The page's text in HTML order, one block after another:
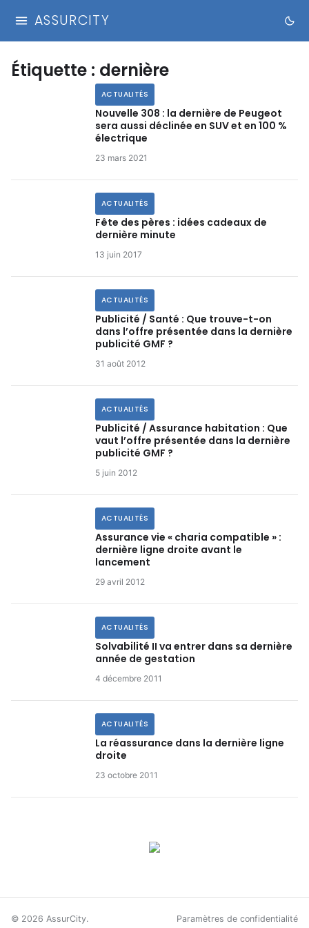
ASSURCITY
Étiquette : dernière
ACTUALITÉS
Nouvelle 308 : la dernière de Peugeot
sera aussi déclinée en SUV et en 100 %
électrique
23 mars 2021
ACTUALITÉS
Fête des pères : idées cadeaux de
dernière minute
13 juin 2017
ACTUALITÉS
Publicité / Santé : Que trouve-t-on
dans l’offre présentée dans la dernière
publicité GMF ?
31 août 2012
ACTUALITÉS
Publicité / Assurance habitation : Que
vaut l’offre présentée dans la dernière
publicité GMF ?
5 juin 2012
ACTUALITÉS
Assurance vie « charia compatible » :
dernière ligne droite avant le
lancement
29 avril 2012
ACTUALITÉS
Solvabilité II va entrer dans sa dernière
année de gestation
4 décembre 2011
ACTUALITÉS
La réassurance dans la dernière ligne
droite
23 octobre 2011
© 2026 AssurCity. Paramètres de confidentialité